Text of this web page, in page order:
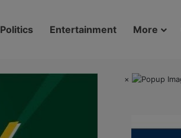
Politics Entertainment More
×